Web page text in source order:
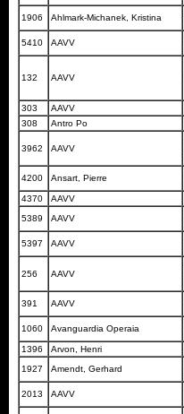
1906 Ahlmark-Michanek, Kristina
5410 AAVV
132 AAVV
303 AAVV
308
Antro Po
3962 AAVV
4200 Ansart, Pierre
4370 AAVV
5389
AAVV
5397 AAVV
256 AAVV
391 AAVV
1060 Avanguardia Operaia
1396 Arvon, Henri
1927
Amendt, Gerhard
2013 AAVV